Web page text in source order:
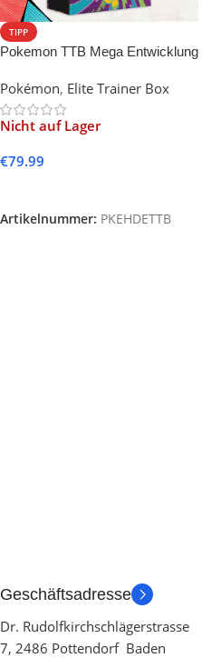
TIPP
Pokemon TTB Mega Entwicklung
Pokémon, Elite Trainer Box
Nicht auf Lager
€79.99
Artikelnummer: PKEHDETTB
Geschäftsadresse
Dr. Rudolfkirchschlägerstrasse
7, 2486 Pottendorf Baden